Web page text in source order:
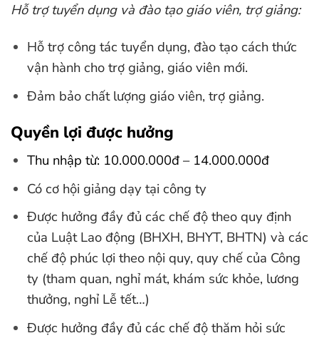
Hỗ trợ tuyển dụng và đào tạo giáo viên, trợ giảng:
Hỗ trợ công tác tuyển dụng, đào tạo cách thức
vận hành cho trợ giảng, giáo viên mới.
Đảm bảo chất lượng giáo viên, trợ giảng.
Quyền lợi được hưởng
Thu nhập từ: 10.000.000đ – 14.000.000đ
Có cơ hội giảng dạy tại công ty
Được hưởng đầy đủ các chế độ theo quy định
của Luật Lao động (BHXH, BHYT, BHTN) và các
chế độ phúc lợi theo nội quy, quy chế của Công
ty (tham quan, nghỉ mát, khám sức khỏe, lương
thưởng, nghỉ Lễ tết…)
Được hưởng đầy đủ các chế độ thăm hỏi sức